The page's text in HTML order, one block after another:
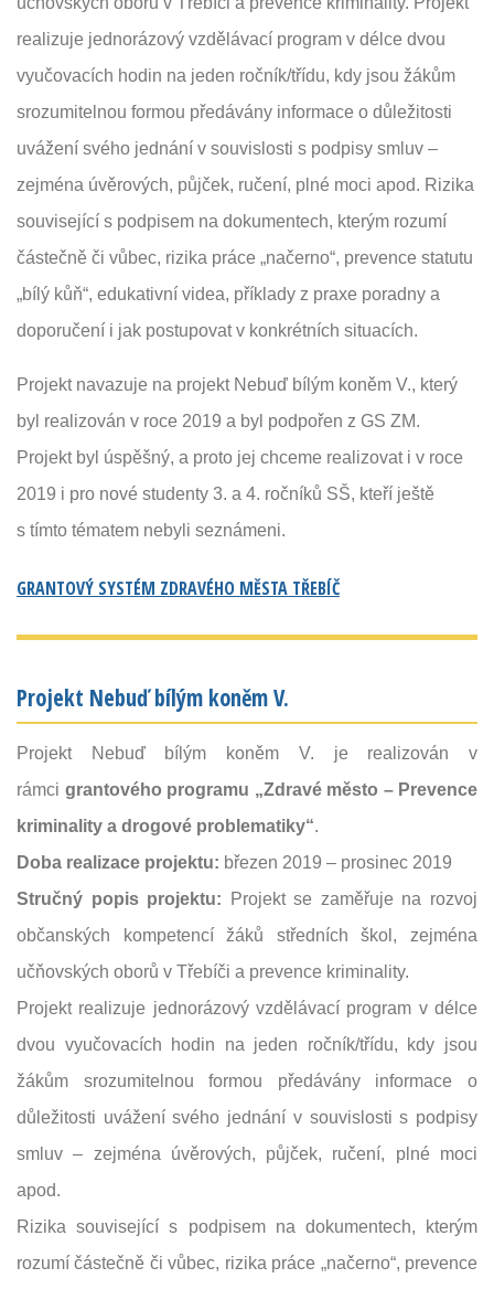
realizuje jednorázový vzdělávací program v délce dvou
vyučovacích hodin na jeden ročník/třídu, kdy jsou žákům
srozumitelnou formou předávány informace o důležitosti
uvážení svého jednání v souvislosti s podpisy smluv –
zejména úvěrových, půjček, ručení, plné moci apod. Rizika
související s podpisem na dokumentech, kterým rozumí
částečně či vůbec, rizika práce „načerno“, prevence statutu
„bílý kůň“, edukativní videa, příklady z praxe poradny a
doporučení i jak postupovat v konkrétních situacích.
Projekt navazuje na projekt Nebuď bílým koněm V., který
byl realizován v roce 2019 a byl podpořen z GS ZM.
Projekt byl úspěšný, a proto jej chceme realizovat i v roce
2019 i pro nové studenty 3. a 4. ročníků SŠ, kteří ještě
s tímto tématem nebyli seznámeni.
GRANTOVÝ SYSTÉM ZDRAVÉHO MĚSTA TŘEBÍČ
Projekt Nebuď bílým koněm V.
Projekt Nebuď bílým koněm V. je realizován v
rámci grantového programu „Zdravé město – Prevence
kriminality a drogové problematiky“.
Doba realizace projektu: březen 2019 – prosinec 2019
Stručný popis projektu: Projekt se zaměřuje na rozvoj
občanských kompetencí žáků středních škol, zejména
učňovských oborů v Třebíči a prevence kriminality.
Projekt realizuje jednorázový vzdělávací program v délce
dvou vyučovacích hodin na jeden ročník/třídu, kdy jsou
žákům srozumitelnou formou předávány informace o
důležitosti uvážení svého jednání v souvislosti s podpisy
smluv – zejména úvěrových, půjček, ručení, plné moci
apod.
Rizika související s podpisem na dokumentech, kterým
rozumí částečně či vůbec, rizika práce „načerno“, prevence